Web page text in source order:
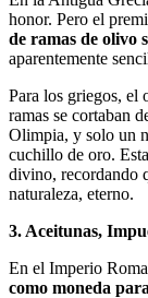
honor. Pero el
de ramas de olivo
aparentemente
Para los griegos, el
ramas se cortaban
Olimpia, y solo un
cuchillo de oro.
divino, recordando
naturaleza, eterno.
3. Aceitunas,
En el Imperio
como moneda